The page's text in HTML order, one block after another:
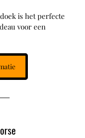
is het perfecte
voor een